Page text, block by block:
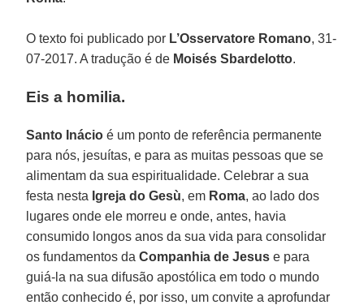
O texto foi publicado por L’Osservatore Romano, 31-
07-2017. A tradução é de Moisés Sbardelotto.
Eis a homilia.
Santo Inácio é um ponto de referência permanente
para nós, jesuítas, e para as muitas pessoas que se
alimentam da sua espiritualidade. Celebrar a sua
festa nesta Igreja do Gesù, em Roma, ao lado dos
lugares onde ele morreu e onde, antes, havia
consumido longos anos da sua vida para consolidar
os fundamentos daCompanhia de Jesus e para
guiá-la na sua difusão apostólica em todo o mundo
então conhecido é, por isso, um convite a aprofundar